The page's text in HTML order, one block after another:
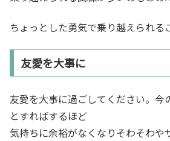
ちょっとした勇気で乗り越えられる
友愛を大事に
友愛を大事に過ごしてください。今
とすればするほど
気持ちに余裕がなくなりそわそわや